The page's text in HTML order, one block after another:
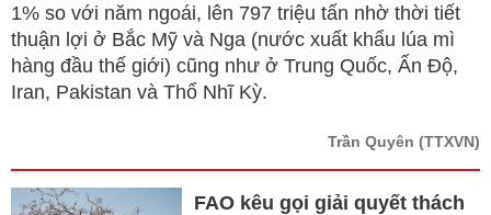
1% so với năm ngoái, lên 797 triệu tấn nhờ thời tiết
thuận lợi ở Bắc Mỹ và Nga (nước xuất khẩu lúa mì
hàng đầu thế giới) cũng như ở Trung Quốc, Ấn Độ,
Iran, Pakistan và Thổ Nhĩ Kỳ.
Trần Quyên (TTXVN)
FAO kêu gọi giải quyết thách